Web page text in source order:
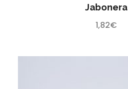
Jabonera
1,82€